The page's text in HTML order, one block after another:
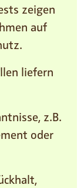
zeigen
auf
liefern
z.B.
oder